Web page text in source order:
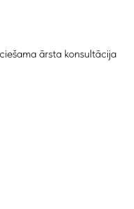
ārsta konsultācija